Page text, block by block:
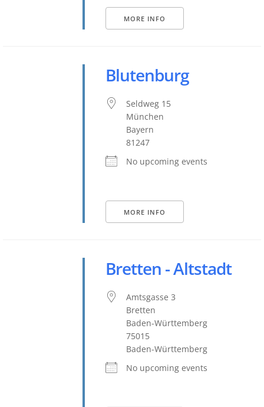
MORE INFO
Blutenburg
Seldweg 15
München
Bayern
81247
No upcoming events
MORE INFO
Bretten - Altstadt
Amtsgasse 3
Bretten
Baden-Württemberg
75015
Baden-Württemberg
No upcoming events